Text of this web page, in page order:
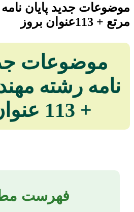
موضوعات جدید پایان
مرتع + 113عنوان بروز
موضوعات
نامه رشته
+ 113 عنوان بروز
فهرست